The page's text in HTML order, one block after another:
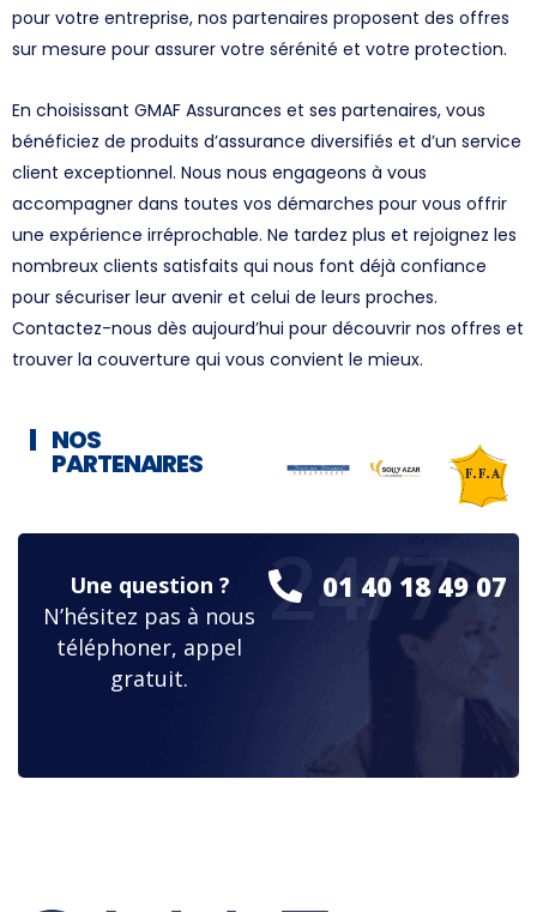
pour votre entreprise, nos partenaires proposent des offres
sur mesure pour assurer votre sérénité et votre protection.
En choisissant GMAF Assurances et ses partenaires, vous
bénéficiez de produits d’assurance diversifiés et d’un service
client exceptionnel. Nous nous engageons à vous
accompagner dans toutes vos démarches pour vous offrir
une expérience irréprochable. Ne tardez plus et rejoignez les
nombreux clients satisfaits qui nous font déjà confiance
pour sécuriser leur avenir et celui de leurs proches.
Contactez-nous dès aujourd’hui pour découvrir nos offres et
trouver la couverture qui vous convient le mieux.
NOS
PARTENAIRES
Une question ?
N’hésitez pas à nous
téléphoner, appel
gratuit.
01 40 18 49 07
24/7